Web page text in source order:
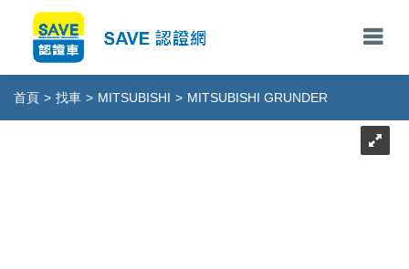
首頁 > 找車 > MITSUBISHI > MITSUBISHI GRUNDER